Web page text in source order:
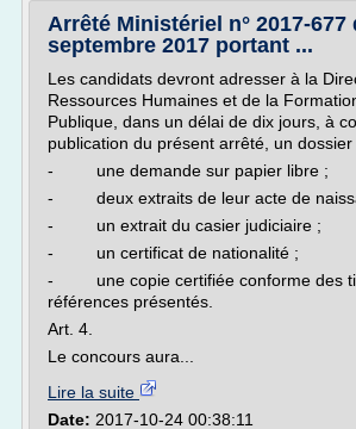
Arrêté Ministériel n° 2017-677
septembre 2017 portant ...
Les candidats devront adresser à la
Ressources Humaines et de la
Publique, dans un délai de dix jours, à
publication du présent arrêté, un
- une demande sur papier libre ;
- deux extraits de leur acte de
- un extrait du casier judiciaire ;
- un certificat de nationalité ;
- une copie certifiée conforme des
références présentés.
Art. 4.
Le concours aura...
Lire la suite
Date: 2017-10-24 00:38:11